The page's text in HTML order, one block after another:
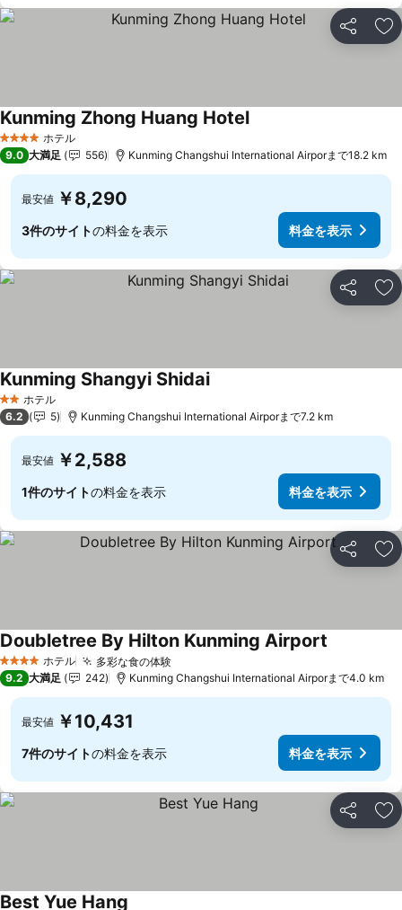
シェア お
4 ホテルのランク
ホテル
Kunming Zhong Huang Hotel料金を表示
9.0 大満足 556 Kunming Changshui International Airporまで18.2 km
最安値 ￥8,290
3件のサイトの料金を表示 料金を表示
シェア お
2 ホテルのランク
ホテル
Kunming Shangyi Shidai料金を表示
6.2 5 Kunming Changshui International Airporまで7.2 km
最安値 ￥2,588
1件のサイトの料金を表示 料金を表示
シェア お
4 ホテルのランク
ホテル 多彩な食の体験料金を表示
Doubletree By Hilton Kunming Airport
9.2 大満足 242 Kunming Changshui International Airporまで4.0 km
最安値 ￥10,431
7件のサイトの料金を表示 料金を表示
シェア お
Best Yue Hang